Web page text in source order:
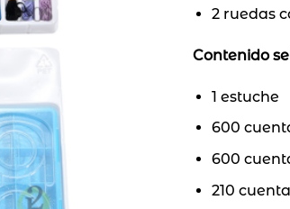
2 ruedas
Contenido
1 estuche
600
600
210